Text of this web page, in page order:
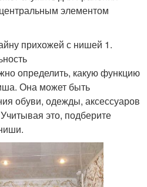
элементом
прихожей с нишей 1.
определить, какую функцию
Она может быть
обуви, одежды, аксессуаров
это, подберите